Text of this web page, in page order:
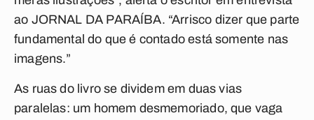
ao JORNAL DA PARAÍBA. “Arrisco dizer que parte
fundamental do que é contado está somente nas
imagens.”
As ruas do livro se dividem em duas vias
paralelas: um homem desmemoriado, que vaga